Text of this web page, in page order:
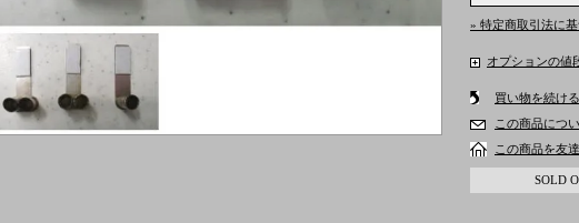
» 特定商取引法に
オプションの値
買い物を続ける
この商品につ
この商品を友
SOLD